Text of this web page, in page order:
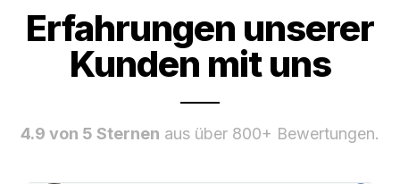
Erfahrungen unserer
Kunden mit uns
4.9 von 5 Sternen aus über 800+ Bewertungen.